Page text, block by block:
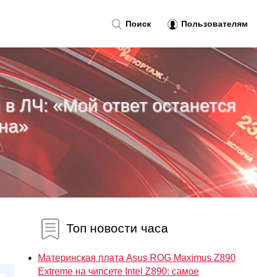
ЛЧ: «Мой ответ останется
Топ новости часа
Материнская плата Asus ROG Maximus Z890
Extreme на чипсете Intel Z890: самое
Поиск Пользователям